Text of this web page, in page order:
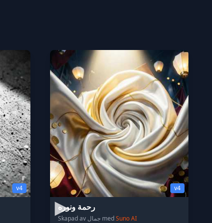
v4 v4
رحمة ونوره
Skapad av جمال medSuno AI